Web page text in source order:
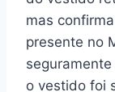
mas
presente no
o vestido foi